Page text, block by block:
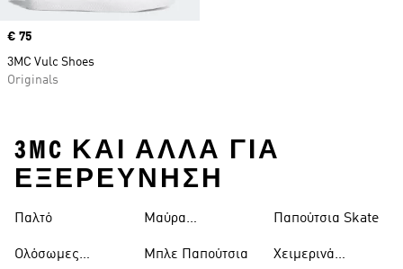
Price
€ 75
3MC Vulc Shoes
Originals
3MC ΚΑΙ ΑΛΛΑ ΓΙΑ
ΕΞΕΡΕΥΝΗΣΗ
Παλτό
Ολόσωμες
Μαύρα
Μπλε Παπούτσια
Παπούτσια Skate
Χειμερινά